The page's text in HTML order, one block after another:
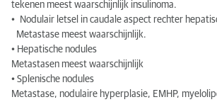
tekenen meest waarschijnlijk insulinoma.
• Nodulair letsel in caudale aspect rechter
Metastase meest waarschijnlijk.
• Hepatische nodules
Metastasen meest waarschijnlijk
• Splenische nodules
Metastase, nodulaire hyperplasie, EMHP,